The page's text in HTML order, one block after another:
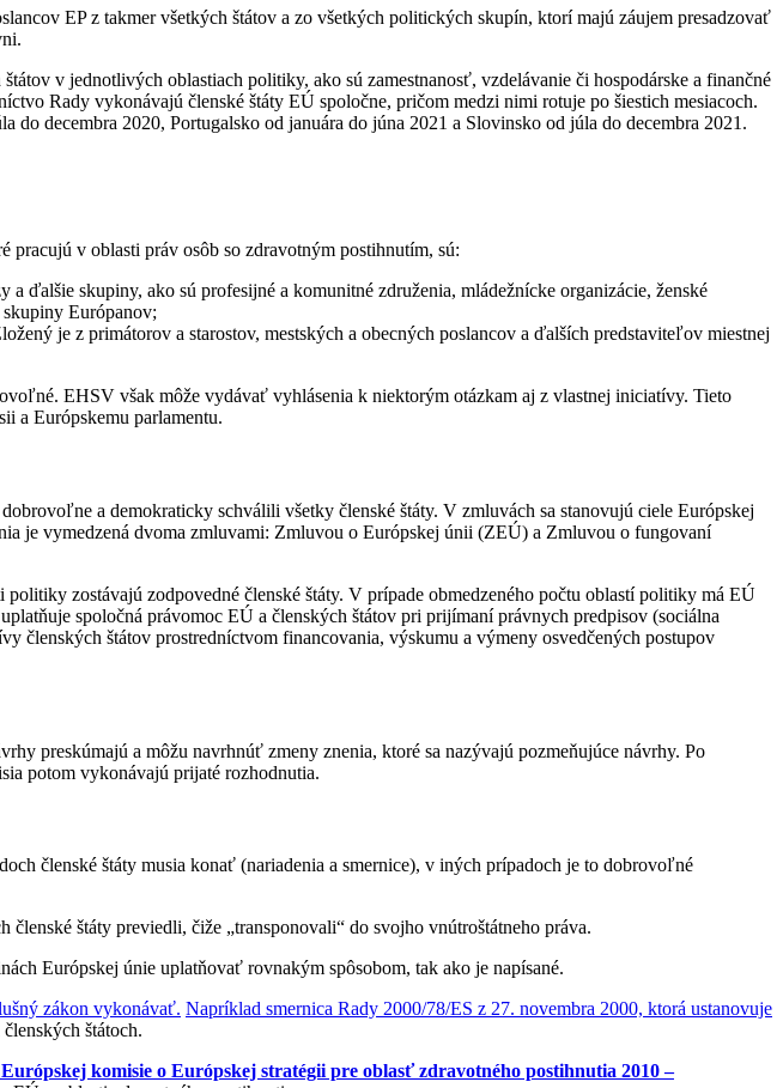
EP z takmer všetkých štátov a zo všetkých politických skupín, ktorí majú záujem presadzovať
v jednotlivých oblastiach politiky, ako sú zamestnanosť, vzdelávanie či hospodárske a finančné
Rady vykonávajú členské štáty EÚ spoločne, pričom medzi nimi rotuje po šiestich mesiacoch.
decembra 2020, Portugalsko od januára do júna 2021 a Slovinsko od júla do decembra 2021.
v oblasti práv osôb so zdravotným postihnutím, sú:
ďalšie skupiny, ako sú profesijné a komunitné združenia, mládežnícke organizácie, ženské
Európanov;
je z primátorov a starostov, mestských a obecných poslancov a ďalších predstaviteľov miestnej
EHSV však môže vydávať vyhlásenia k niektorým otázkam aj z vlastnej iniciatívy. Tieto
a Európskemu parlamentu.
a demokraticky schválili všetky členské štáty. V zmluvách sa stanovujú ciele Európskej
je vymedzená dvoma zmluvami: Zmluvou o Európskej únii (ZEÚ) a Zmluvou o fungovaní
zostávajú zodpovedné členské štáty. V prípade obmedzeného počtu oblastí politiky má EÚ
spoločná právomoc EÚ a členských štátov pri prijímaní právnych predpisov (sociálna
členských štátov prostredníctvom financovania, výskumu a výmeny osvedčených postupov
preskúmajú a môžu navrhnúť zmeny znenia, ktoré sa nazývajú pozmeňujúce návrhy. Po
potom vykonávajú prijaté rozhodnutia.
členské štáty musia konať (nariadenia a smernice), v iných prípadoch je to dobrovoľné
štáty previedli, čiže „transponovali“ do svojho vnútroštátneho práva.
Európskej únie uplatňovať rovnakým spôsobom, tak ako je napísané.
zákon vykonávať. Napríklad smernica Rady 2000/78/ES z 27. novembra 2000, ktorá ustanovuje
štátoch.
komisie o Európskej stratégii pre oblasť zdravotného postihnutia 2010 –